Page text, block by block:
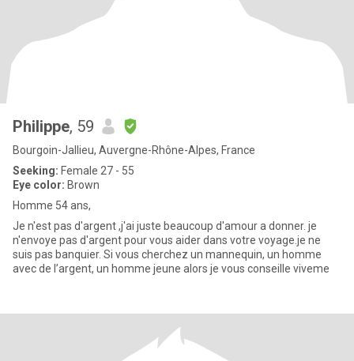
Philippe, 59
Bourgoin-Jallieu, Auvergne-Rhône-Alpes, France
Seeking: Female 27 - 55
Eye color: Brown
Homme 54 ans,
Je n'est pas d'argent ,j'ai juste beaucoup d'amour a donner. je
n'envoye pas d'argent pour vous aider dans votre voyage.je ne
suis pas banquier. Si vous cherchez un mannequin, un homme
avec de l’argent, un homme jeune alors je vous conseille viveme